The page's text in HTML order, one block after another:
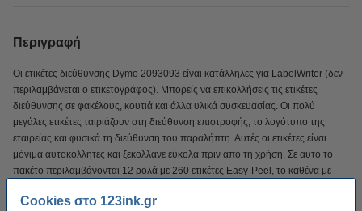
Cookies στο 123ink.gr
Περιγραφή
Οι ετικέτες διεύθυνσης Dymo 2093093 είναι κατάλληλες για LabelWriter (δεν
περιλαμβάνεται ο ετικετογράφος). Μπορείς να επικολλήσεις τις ετικέτες
διεύθυνσης σε φακέλους, κουτιά και άλλα υλικά συσκευασίας. Οι πολύ
μεγάλες ετικέτες ταιριάζουν στη διεύθυνση επιστροφής, το λογότυπο της
εταιρείας και φυσικά τη διεύθυνση του παραλήπτη. Αυτές οι ετικέτες είναι
μόνιμα αυτοκόλλητες και ξεκολλάνε εύκολα πριν από τη χρήση. Σε αυτό το
πακέτο περιλαμβάνονται 12 ρολά με 260 ετικέτες Easy-Peel, το καθένα με